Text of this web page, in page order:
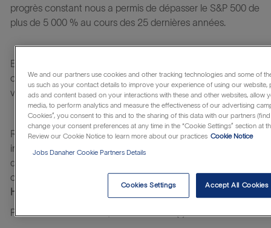
progrès constant nous a permis de dépasser le S&P 500 de
plus de 5 000 % au cours des 25 dernières années.
En observant le fonctionnement de Beckman Coulter, vous
constaterez que nous poursuivons un objectif commun :
vous aider à réaliser votre potentiel.
Rattaché(e) au directeur des Ventes France, vous
intègrerez l
’équipe commerciale Particle Counting
d'intervenir sur un grand quart Nord Ouest de la France
couvrant les régions suivantes :
Hauts de France, Normandie, Centre Val de Loire, Pays de la
Pour couvrir ce secteur, vous êtes basé(e) en lle de France.
We and our partners use cookies and other tracking technologies and some of
us such as your contact details to improve your experience of using our
ads and content based on your interactions with these and other websites, allow
media, to perform analytics and measure the effectiveness of our advertising
Cookies”, you consent to this and to the sharing of this data with our partners
change your consent preferences at any time in the “Cookie Settings” section at
Review our Cookie Notice to learn more about our practices Cookie Notice
Jobs Danaher Cookie Partners Details
Cookies Settings Accept All Cookies